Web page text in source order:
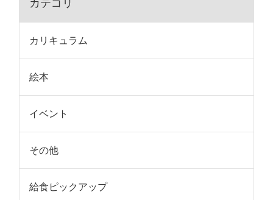
カテゴリ
カリキュラム
絵本
イベント
その他
給食ピックアップ